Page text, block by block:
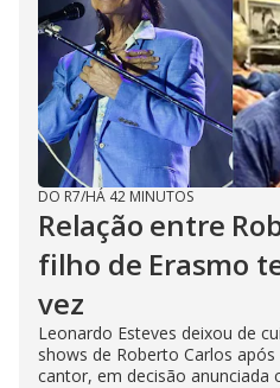
DO R7/HÁ 42 MINUTOS
Relação entre
filho de Erasmo
vez
Leonardo Esteves deixou de
shows de Roberto Carlos
cantor, em decisão anunciada